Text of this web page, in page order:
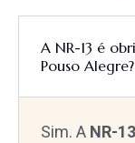
A NR-13 é
Pouso Alegre?
Sim. A NR-